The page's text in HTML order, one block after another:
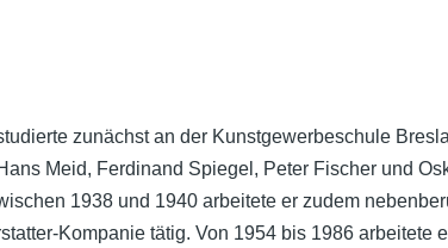
zunächst an der Kunstgewerbeschule
Meid, Ferdinand Spiegel, Peter Fischer und
1938 und 1940 arbeitete er zudem
Kompanie tätig. Von 1954 bis 1986